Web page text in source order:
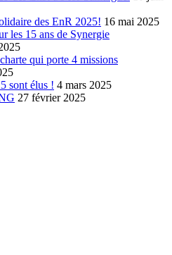
des EnR 2025! 16 mai 2025
les 15 ans de Synergie
qui porte 4 missions
sont élus ! 4 mars 2025
27 février 2025